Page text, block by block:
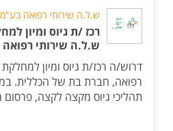
ש.ל.ה שירותי רפואה בע"מ
רכז /ת גיוס ומיון
ש.ל.ה שירותי רפואה
דרוש/ה רכז/ת גיוס ומיון
רפואה, חברת בת של הכללית.
תהליכי גיוס מקצה לקצה, פרסום